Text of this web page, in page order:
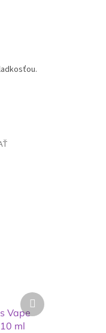
Vape
ml
Ďalší
produkt